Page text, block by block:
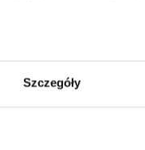
Szczegóły
odprowadzone do rynienki
Wykonanie